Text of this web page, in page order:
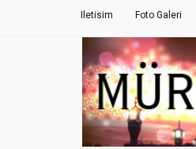
Iletisim Foto Galeri